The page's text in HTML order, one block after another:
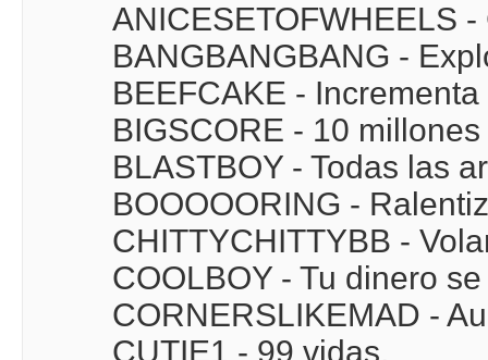
ANICESETOFWHEELS
BANGBANGBANG -
BEEFCAKE -
BIGSCORE - 10
BLASTBOY - Todas las
BOOOOORING -
CHITTYCHITTYBB -
COOLBOY - Tu dinero
CORNERSLIKEMAD -
CUTIE1 - 99 vidas.